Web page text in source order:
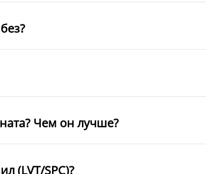
Чем он лучше?
(LVT/SPC)?